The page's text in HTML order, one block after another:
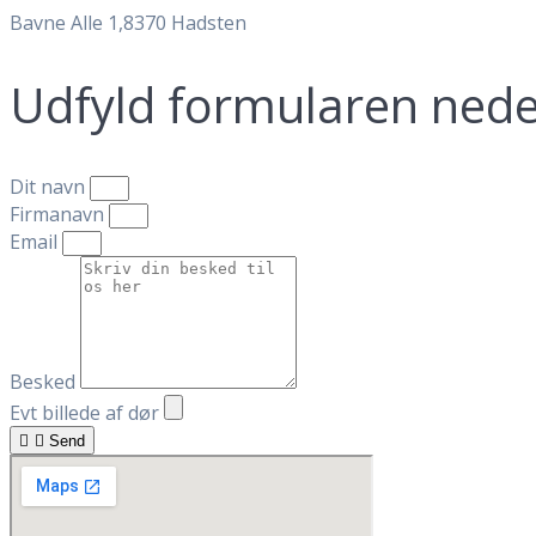
Bavne Alle 1,8370 Hadsten
Udfyld formularen
Dit navn
Firmanavn
Email
Besked
Evt billede af dør
Send